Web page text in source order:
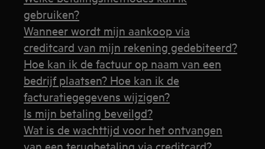
gebruiken?
Wanneer wordt mijn aankoop via
creditcard van mijn rekening gedebiteerd?
Hoe kan ik de factuur op naam van een
bedrijf plaatsen? Hoe kan ik de
facturatiegegevens wijzigen?
Is mijn betaling beveilgd?
Wat is de wachttijd voor het ontvangen
van een terugbetaling via creditcard?